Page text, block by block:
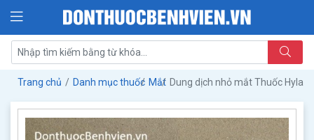
Trang chủ Danh mục thuốc Mắt Dung dịch nhỏ mắt Thuốc